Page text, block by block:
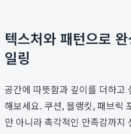
텍스처와 패턴으로
일링
공간에 따뜻함과 깊이를 더하고
해보세요. 쿠션, 블랭킷, 패브릭
만 아니라 촉각적인 만족감까지